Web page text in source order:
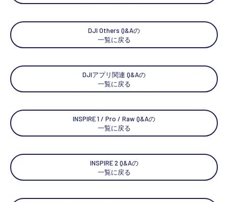
DJI Others Q&Aの
一覧に戻る
DJIアプリ関連 Q&Aの
一覧に戻る
INSPIRE 1 / Pro / Raw Q&Aの
一覧に戻る
INSPIRE 2 Q&Aの
一覧に戻る